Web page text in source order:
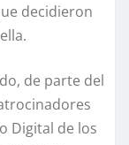
decidieron
de parte del
Digital de los